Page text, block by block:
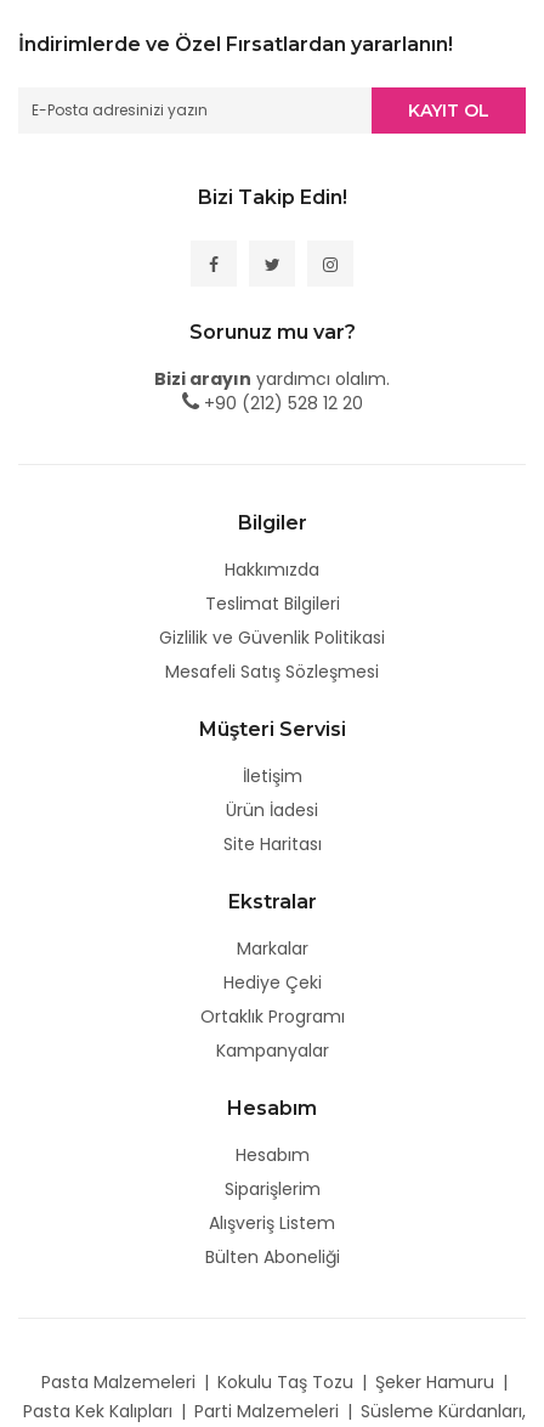
İndirimlerde ve Özel Fırsatlardan yararlanın!
KAYIT OL
Bizi Takip Edin!
Sorunuz mu var?
Bizi arayın yardımcı olalım.
+90 (212) 528 12 20
Bilgiler
Hakkımızda
Teslimat Bilgileri
Gizlilik ve Güvenlik Politikasi
Mesafeli Satış Sözleşmesi
Müşteri Servisi
İletişim
Ürün İadesi
Site Haritası
Ekstralar
Markalar
Hediye Çeki
Ortaklık Programı
Kampanyalar
Hesabım
Hesabım
Siparişlerim
Alışveriş Listem
Bülten Aboneliği
Pasta Malzemeleri | Kokulu Taş Tozu | Şeker Hamuru |
Pasta Kek Kalıpları | Parti Malzemeleri | Süsleme Kürdanları,